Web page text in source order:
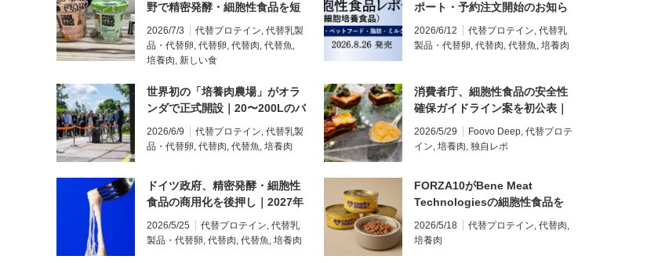
野で精密発酵・細胞性食品を短
期の対応分野に｜細胞性食品・
精密発酵・バイオマス発酵で個
別審査も進行
2026/7/3 代替プロテイン, 代替乳製
品・代替卵, 代替卵, 代替肉, 代替魚,
培養肉, 新しい食
ポート・予約注文開始のお知ら
2026/6/12 代替プロテイン, 代替乳
製品・代替卵, 代替肉, 代替魚, 培養肉
世界初の「培養肉農場」がオラ
ンダで正式開設｜20〜200Lのバ
イオリアクターで試験実施へ
2026/6/9 代替プロテイン, 代替乳製
品・代替卵, 代替肉, 代替魚, 培養肉
消費者庁、細胞性食品の安全性
確保ガイドライン案を初公表｜
国内販売に向けた制度整備が前
進
2026/5/29 Foovo Deep, 代替プロテ
イン, 培養肉, 独自レポ
ドイツ政府、精密発酵・細胞性
食品の商用化を後押し｜2027年
にイノベーションハブ設立、
2028年の世界市場投入を目標に
2026/5/25 代替プロテイン, 代替乳
製品・代替卵, 代替肉, 代替魚, 培養肉
FORZA10がBene Meat
Technologiesの細胞性食品を
使ったドッグフードを発表｜EU
初の商用化へ
2026/5/18 代替プロテイン, 代替肉,
培養肉